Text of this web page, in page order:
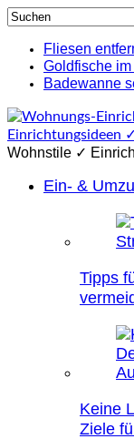
Fliesen
Goldfische
Badewanne
Wohnstile ✓
Ein- &
Tipps
Keine
Ziele